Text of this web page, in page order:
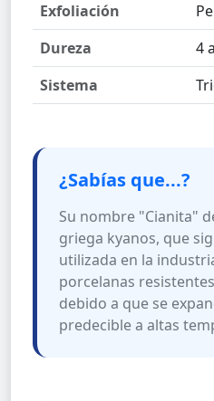
Exfoliación
Dureza
4
Sistema
¿Sabías que...?
Su nombre "Cianita"
griega kyanos, que
utilizada en la
porcelanas
debido a que se
predecible a altas